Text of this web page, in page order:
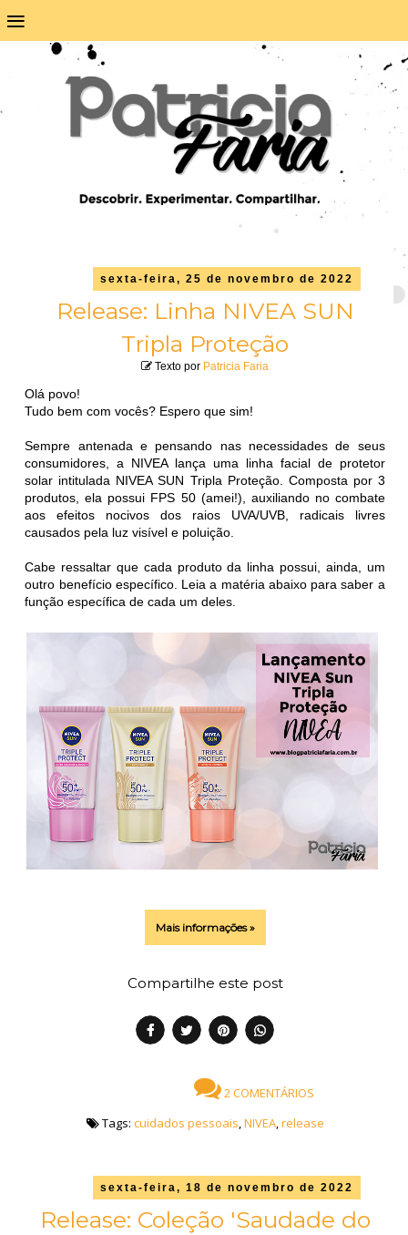
≡
sexta-feira, 25 de novembro de 2022
Release: Linha NIVEA SUN
Tripla Proteção
Texto por Patricia Faria
Olá povo!
Tudo bem com vocês? Espero que sim!
Sempre antenada e pensando nas necessidades de seus
consumidores, a NIVEA lança uma linha facial de protetor
solar intitulada NIVEA SUN Tripla Proteção. Composta por 3
produtos, ela possui FPS 50 (amei!), auxiliando no combate
aosefeitos nocivos dos raios UVA/UVB, radicais livres
causados pela luz visível e poluição.
Cabe ressaltar que cada produto da linha possui, ainda, um
outro benefício específico. Leia a matéria abaixo para saber a
função específica de cada um deles.
Mais informações »
Compartilhe este post
2 COMENTÁRIOS
Tags: cuidados pessoais,NIVEA,release
sexta-feira, 18 de novembro de 2022
Release: Coleção 'Saudade do